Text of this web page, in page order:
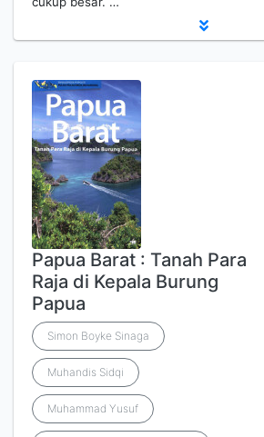
Papua Barat : Tanah Para
Raja di Kepala Burung
Papua
Simon Boyke Sinaga
Muhandis Sidqi
Muhammad Yusuf